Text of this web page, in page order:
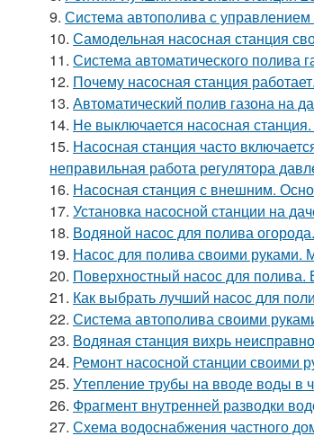
9. Система автополива с
10. Самодельная насосная станция
11. Система автоматического полива
12. Почему насосная станция
13. Автоматический полив газона на
14. Не выключается насосная
15. Насосная станция часто
неправильная работа регулятора
16. Насосная станция с внешним.
17. Установка насосной станции на
18. Водяной насос для полива
19. Насос для полива своими
20. Поверхностный насос для
21. Как выбрать лучший насос для
22. Система автополива своими
23. Водяная станция вихрь
24. Ремонт насосной станции своими
25. Утепление трубы на вводе воды в
26. Фрагмент внутренней разводки
27. Схема водоснабжения частного